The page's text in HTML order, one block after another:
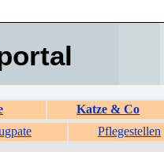
Katze & Co
Pflegestellen